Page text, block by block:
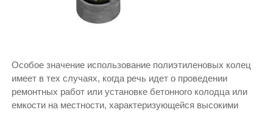
Особое значение использование полиэтиленовых колец
имеет в тех случаях, когда речь идет о проведении
ремонтных работ или установке бетонного колодца или
емкости на местности, характеризующейся высокими